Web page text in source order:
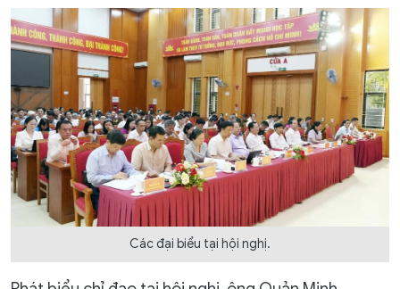
Các đại biểu tại hội nghị.